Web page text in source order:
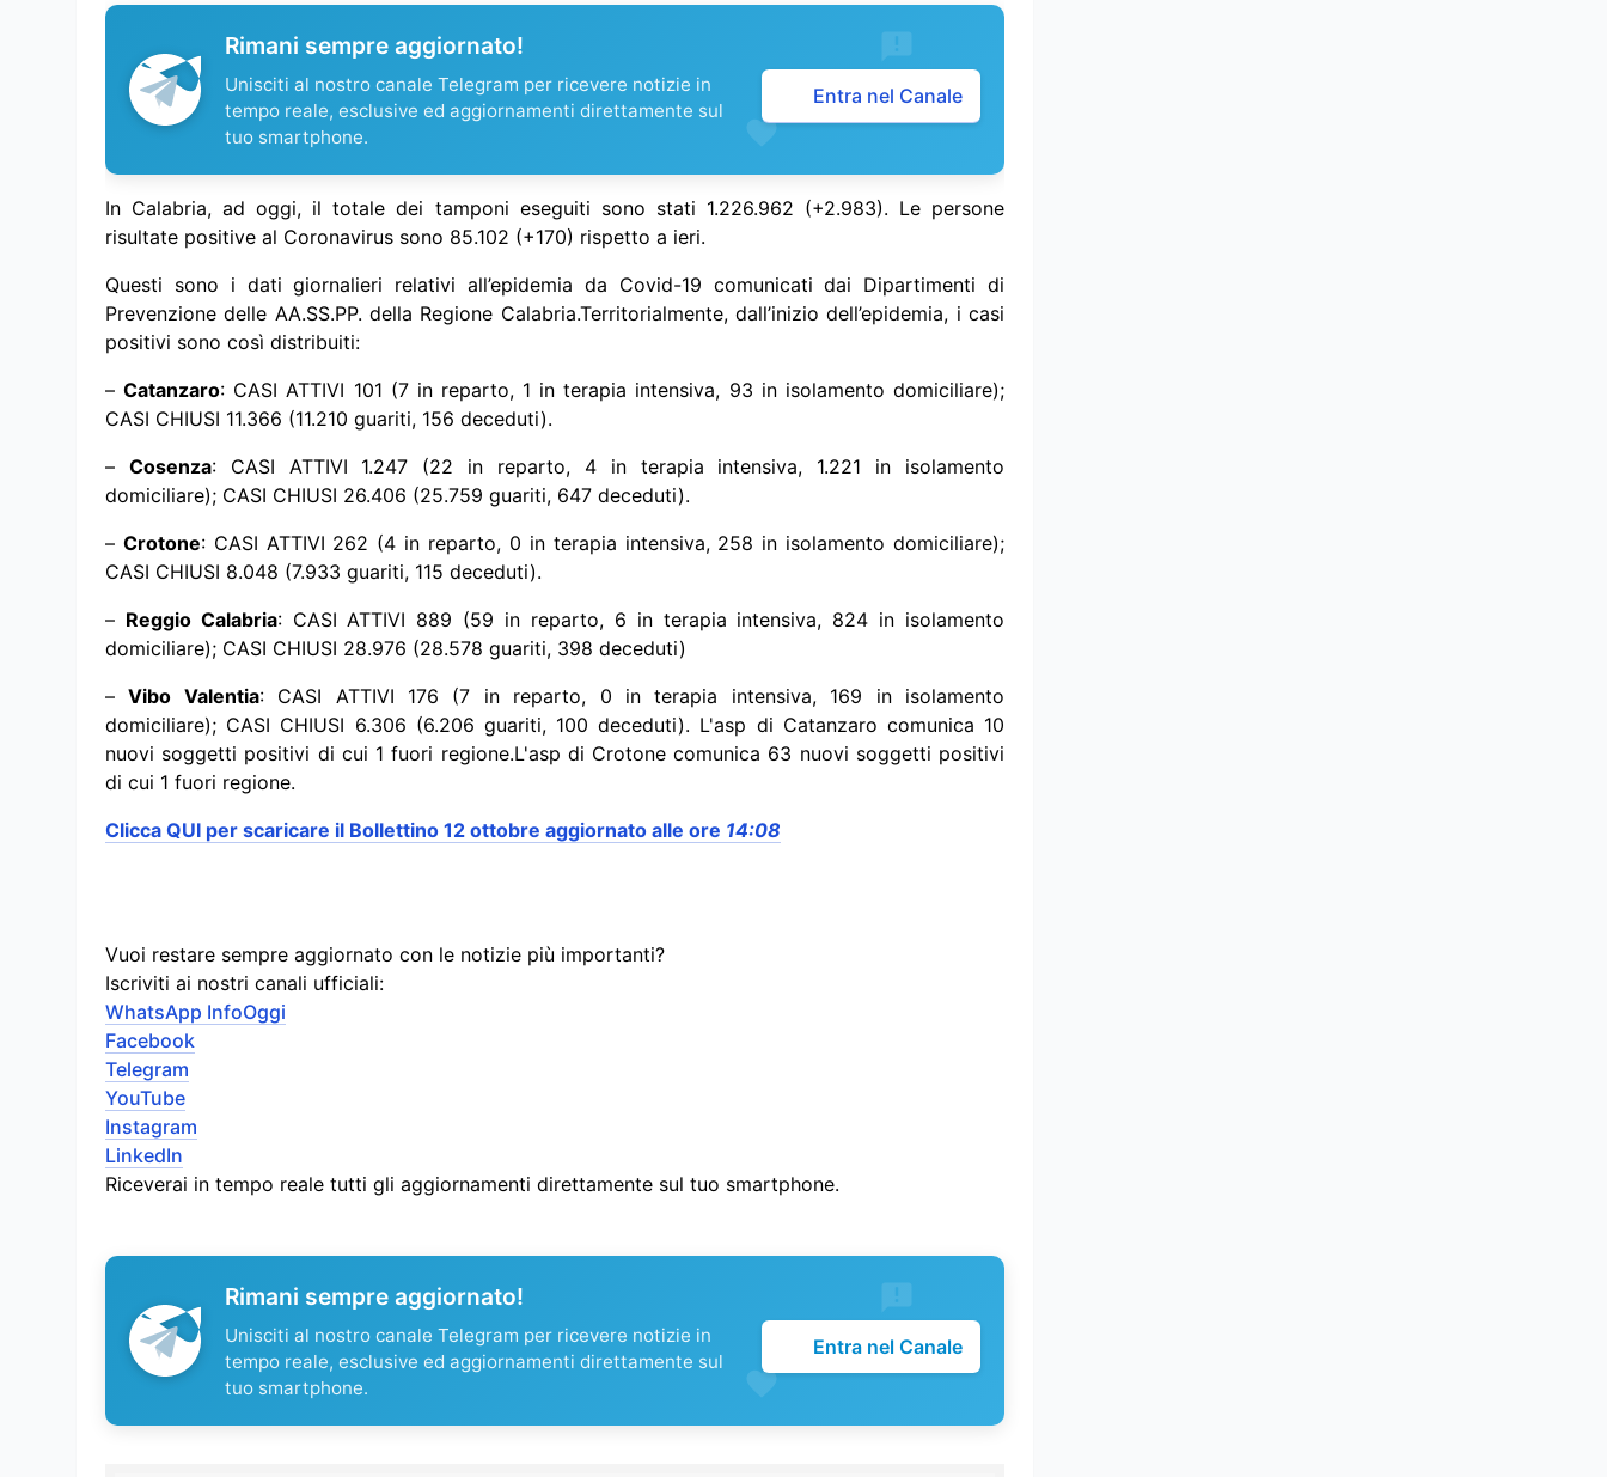
Rimani sempre aggiornato!
Unisciti al nostro canale Telegram per ricevere notizie in
tempo reale, esclusive ed aggiornamenti direttamente sul
tuo smartphone.
Entra nel Canale
In Calabria, ad oggi, il totale dei tamponi eseguiti sono stati 1.226.962 (+2.983). Le persone
risultate positive al Coronavirus sono 85.102 (+170) rispetto a ieri.
Questi sono i dati giornalieri relativi all’epidemia da Covid-19 comunicati dai Dipartimenti di
Prevenzione delle AA.SS.PP. della Regione Calabria.Territorialmente, dall’inizio dell’epidemia, i casi
positivi sono così distribuiti:
–Catanzaro: CASI ATTIVI 101 (7 in reparto, 1 in terapia intensiva, 93 in isolamento domiciliare);
CASI CHIUSI 11.366 (11.210 guariti, 156 deceduti).
– Cosenza: CASI ATTIVI 1.247 (22 in reparto, 4 in terapia intensiva, 1.221 in isolamento
domiciliare); CASI CHIUSI 26.406 (25.759 guariti, 647 deceduti).
– Crotone: CASI ATTIVI 262 (4 in reparto, 0 in terapia intensiva, 258 in isolamento domiciliare);
CASI CHIUSI 8.048 (7.933 guariti, 115 deceduti).
– Reggio Calabria: CASI ATTIVI 889 (59 in reparto, 6 in terapia intensiva, 824 in isolamento
domiciliare); CASI CHIUSI 28.976 (28.578 guariti, 398 deceduti)
–Vibo Valentia: CASI ATTIVI 176 (7 in reparto, 0 in terapia intensiva, 169 in isolamento
domiciliare); CASI CHIUSI 6.306 (6.206 guariti, 100 deceduti). L'asp di Catanzaro comunica 10
nuovi soggetti positivi di cui 1 fuori regione.L'asp di Crotone comunica 63 nuovi soggetti positivi
di cui 1 fuori regione.
Clicca QUI per scaricare il Bollettino 12 ottobre aggiornato alle ore 14:08
Vuoi restare sempre aggiornato con le notizie più importanti?
Iscriviti ai nostri canali ufficiali:
WhatsApp InfoOggi
Facebook
Telegram
YouTube
Instagram
LinkedIn
Riceverai in tempo reale tutti gli aggiornamenti direttamente sul tuo smartphone.
Rimani sempre aggiornato!
Unisciti al nostro canale Telegram per ricevere notizie in
tempo reale, esclusive ed aggiornamenti direttamente sul
tuo smartphone.
Entra nel Canale